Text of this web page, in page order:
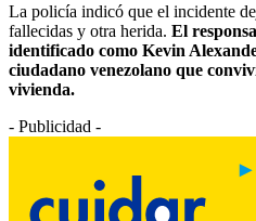
La policía indicó que el incidente
fallecidas y otra herida. El
identificado como Kevin
ciudadano venezolano que
vivienda.
- Publicidad -